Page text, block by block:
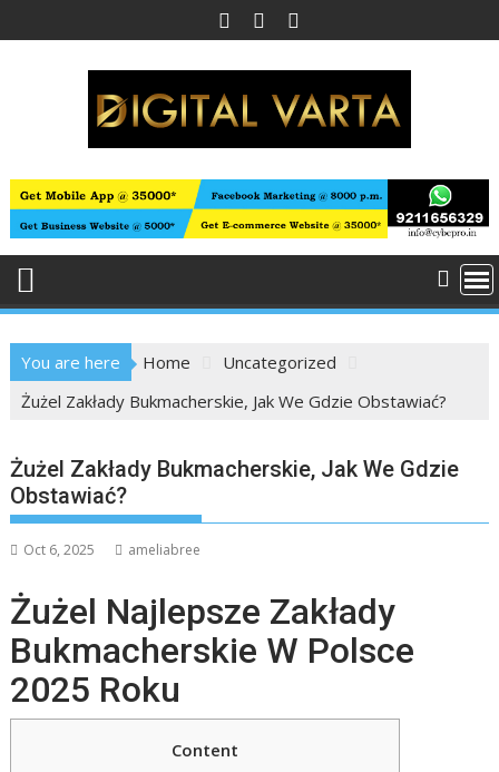
to
You are here Home
Uncategorized
Żużel Zakłady Bukmacherskie, Jak We Gdzie Obstawiać?
Żużel Zakłady Bukmacherskie, Jak We Gdzie
Obstawiać?
Oct 6, 2025 ameliabree
Żużel Najlepsze Zakłady
Bukmacherskie W Polsce
2025 Roku
Content